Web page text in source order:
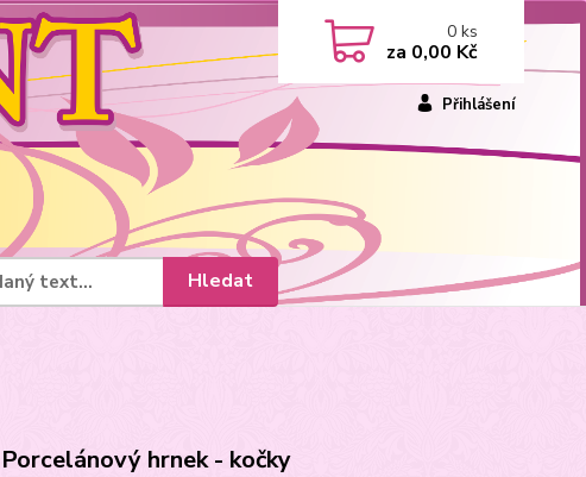
Přihlášení
Hledat
0ks
za 0,00 Kč
Porcelánový hrnek - kočky